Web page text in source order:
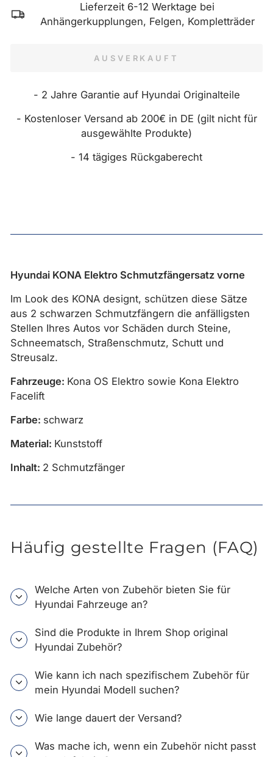
Lieferzeit 6-12 Werktage bei
Anhängerkupplungen, Felgen, Kompletträder
AUSVERKAUFT
- 2 Jahre Garantie auf Hyundai Originalteile
- Kostenloser Versand ab 200€ in DE (gilt nicht für
ausgewählte Produkte)
- 14 tägiges Rückgaberecht
Hyundai KONA Elektro Schmutzfängersatz vorne
Im Look des KONA designt, schützen diese Sätze
aus 2 schwarzen Schmutzfängern die anfälligsten
Stellen Ihres Autos vor Schäden durch Steine,
Schneematsch, Straßenschmutz, Schutt und
Streusalz.
Fahrzeuge: Kona OS Elektro sowie Kona Elektro
Facelift
Farbe: schwarz
Material: Kunststoff
Inhalt: 2 Schmutzfänger
Häufig gestellte Fragen (FAQ)
Welche Arten von Zubehör bieten Sie für
Hyundai Fahrzeuge an?
Sind die Produkte in Ihrem Shop original
Hyundai Zubehör?
Wie kann ich nach spezifischem Zubehör für
mein Hyundai Modell suchen?
Wie lange dauert der Versand?
Was mache ich, wenn ein Zubehör nicht passt